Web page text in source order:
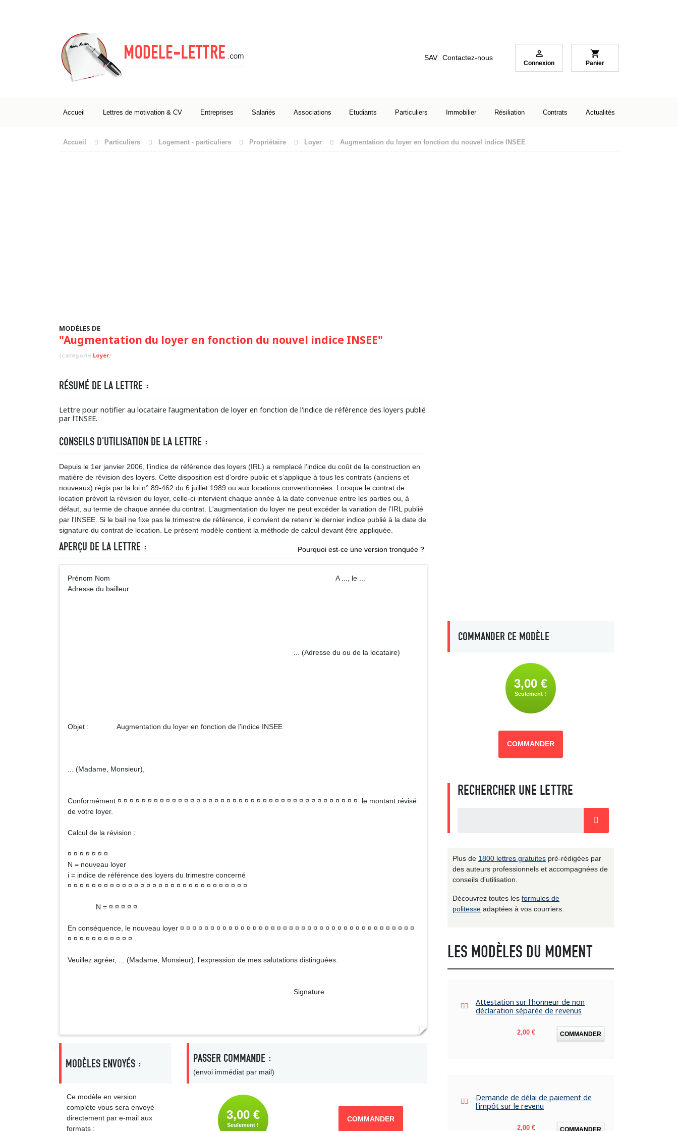
SAV Contactez-nous 
Connexion
shopping_cart
Panier
Accueil Lettres de motivation & CV Entreprises Salariés Associations Etudiants Particuliers Immobilier Résiliation Contrats Actualités
Accueil Particuliers Logement - particuliers Propriétaire Loyer Augmentation du loyer en fonction du nouvel indice INSEE
MODÈLES DE
"Augmentation du loyer en fonction du nouvel indice INSEE"
(categorie Loyer)
RÉSUMÉ DE LA LETTRE :
Lettre pour notifier au locataire l'augmentation de loyer en fonction de l'indice de référence des loyers publié
par l'INSEE.
CONSEILS D'UTILISATION DE LA LETTRE :
Depuis le 1er janvier 2006, l’indice de référence des loyers (IRL) a remplacé l’indice du coût de la construction en
matière de révision des loyers. Cette disposition est d’ordre public et s’applique à tous les contrats (anciens et
nouveaux) régis par la loi n° 89-462 du 6 juillet 1989 ou aux locations conventionnées. Lorsque le contrat de
location prévoit la révision du loyer, celle-ci intervient chaque année à la date convenue entre les parties ou, à
défaut, au terme de chaque année du contrat. L'augmentation du loyer ne peut excéder la variation de l’IRL publié
par l'INSEE. Si le bail ne fixe pas le trimestre de référence, il convient de retenir le dernier indice publié à la date de
signature du contrat de location. Le présent modèle contient la méthode de calcul devant être appliquée.
APERÇU DE LA LETTRE : Pourquoi est-ce une version tronquée ?
Prénom Nom A ..., le ...
Adresse du bailleur
... (Adresse du ou de la locataire)
Objet : Augmentation du loyer en fonction de l'indice INSEE
... (Madame, Monsieur),
Conformément ¤ ¤ ¤ ¤ ¤ ¤ ¤ ¤ ¤ ¤ ¤ ¤ ¤ ¤ ¤ ¤ ¤ ¤ ¤ ¤ ¤ ¤ ¤ ¤ ¤ ¤ ¤ ¤ ¤ ¤ ¤ ¤ ¤ ¤ ¤ ¤ ¤ ¤ ¤ ¤ le montant révisé
de votre loyer.
Calcul de la révision :
¤ ¤ ¤ ¤ ¤ ¤ ¤
N = nouveau loyer
i = indice de référence des loyers du trimestre concerné
¤ ¤ ¤ ¤ ¤ ¤ ¤ ¤ ¤ ¤ ¤ ¤ ¤ ¤ ¤ ¤ ¤ ¤ ¤ ¤ ¤ ¤ ¤ ¤ ¤ ¤ ¤ ¤ ¤ ¤
N = ¤ ¤ ¤ ¤ ¤
En conséquence, le nouveau loyer ¤ ¤ ¤ ¤ ¤ ¤ ¤ ¤ ¤ ¤ ¤ ¤ ¤ ¤ ¤ ¤ ¤ ¤ ¤ ¤ ¤ ¤ ¤ ¤ ¤ ¤ ¤ ¤ ¤ ¤ ¤ ¤ ¤ ¤ ¤ ¤ ¤ ¤ ¤
¤ ¤ ¤ ¤ ¤ ¤ ¤ ¤ ¤ ¤ ¤ .
Veuillez agréer, ... (Madame, Monsieur), l'expression de mes salutations distinguées.
Signature
MODÈLES ENVOYÉS :
Ce modèle en version
complète vous sera envoyé
directement par e-mail aux
formats :
PASSER COMMANDE :
(envoi immédiat par mail)
3,00 €
Seulement !
COMMANDER
COMMANDER CE MODÈLE
3,00 €
Seulement !
COMMANDER
RECHERCHER UNE LETTRE
Plus de 1800 lettres gratuites pré-rédigées par
des auteurs professionnels et accompagnées de
conseils d'utilisation.
Découvrez toutes les formules de
politesse adaptées à vos courriers.
LES MODÈLES DU MOMENT
Attestation sur l'honneur de non
déclaration séparée de revenus
Prix
2,00 € COMMANDER
Demande de délai de paiement de
l'impôt sur le revenu
Prix
2,00 € COMMANDER